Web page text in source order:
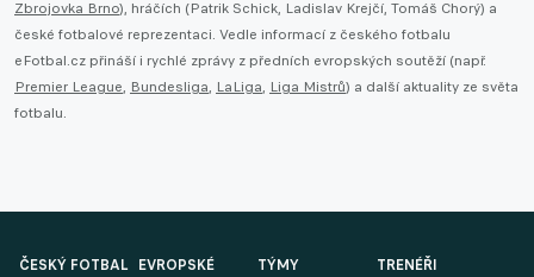
Zbrojovka Brno), hráčích (Patrik Schick, Ladislav Krejčí, Tomáš Chorý) a
české fotbalové reprezentaci. Vedle informací z českého fotbalu
eFotbal.cz přináší i rychlé zprávy z předních evropských soutěží (např.
Premier League, Bundesliga, LaLiga, Liga Mistrů) a další aktuality ze světa
fotbalu.
ČESKÝ FOTBAL
EVROPSKÉ
TÝMY TRENÉŘI